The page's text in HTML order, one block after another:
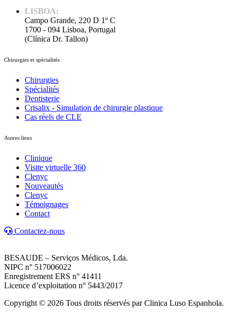
LISBOA:
Campo Grande, 220 D 1º C
1700 - 094 Lisboa, Portugal
(Clínica Dr. Tallon)
Chirurgies et spécialités
Chirurgies
Spécialités
Dentisterie
Crisalix - Simulation de chirurgie plastique
Cas réels de CLE
Autres liens
Clinique
Visite virtuelle 360
Clenyc
Nouveautés
Clenyc
Témoignages
Contact
Contactez-nous
BESAUDE – Serviços Médicos, Lda.
NIPC n° 517006022
Enregistrement ERS n° 41411
Licence d’exploitation n° 5443/2017
Copyright © 2026 Tous droits réservés par Clinica Luso Espanhola.